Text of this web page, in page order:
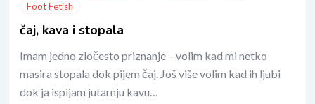
Foot Fetish
čaj, kava i stopala
Imam jedno zločesto priznanje – volim kad mi netko
masira stopala dok pijem čaj. Još više volim kad ih ljubi
dok ja ispijam jutarnju kavu…